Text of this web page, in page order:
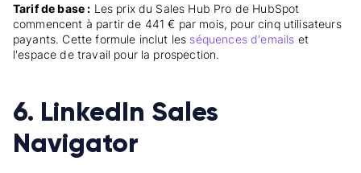
Tarif de base : Les prix du Sales Hub Pro de HubSpot
commencent à partir de 441 € par mois, pour cinq utilisateurs
payants. Cette formule inclut les séquences d'emails et
l'espace de travail pour la prospection.
6. LinkedIn Sales
Navigator